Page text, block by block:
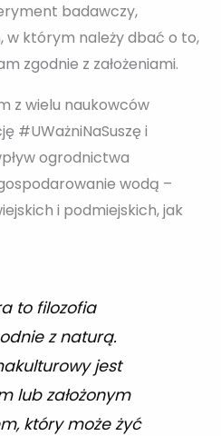
badawczy,
którym należy dbać o to,
zgodnie z założeniami.
z wielu naukowców
#UWażniNaSuszę i
ogrodnictwa
wodą –
i podmiejskich, jak
to filozofia
z naturą.
jest
lub założonym
który może żyć